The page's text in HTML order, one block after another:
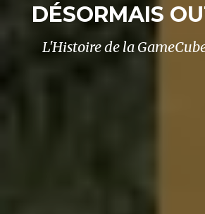
DÉSORMAIS
L'Histoire de la